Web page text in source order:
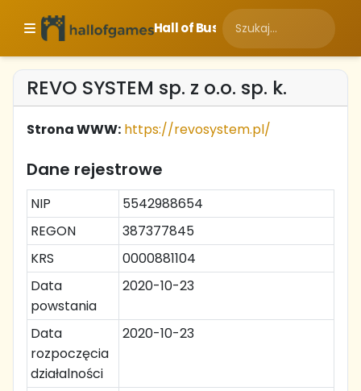
Hall of Business
REVO SYSTEM sp. z o.o. sp. k.
Strona WWW: https://revosystem.pl/
Dane rejestrowe
NIP
5542988654
REGON
387377845
KRS
0000881104
Data
powstania
2020-10-23
Data
rozpoczęcia
działalności
2020-10-23